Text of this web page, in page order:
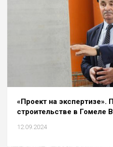
«Проект на
строительстве в Гомеле
12.09.2024